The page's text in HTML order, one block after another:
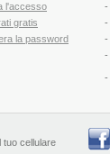
l'accesso
gratis
la password
-
-
-
-
-
tuo cellulare